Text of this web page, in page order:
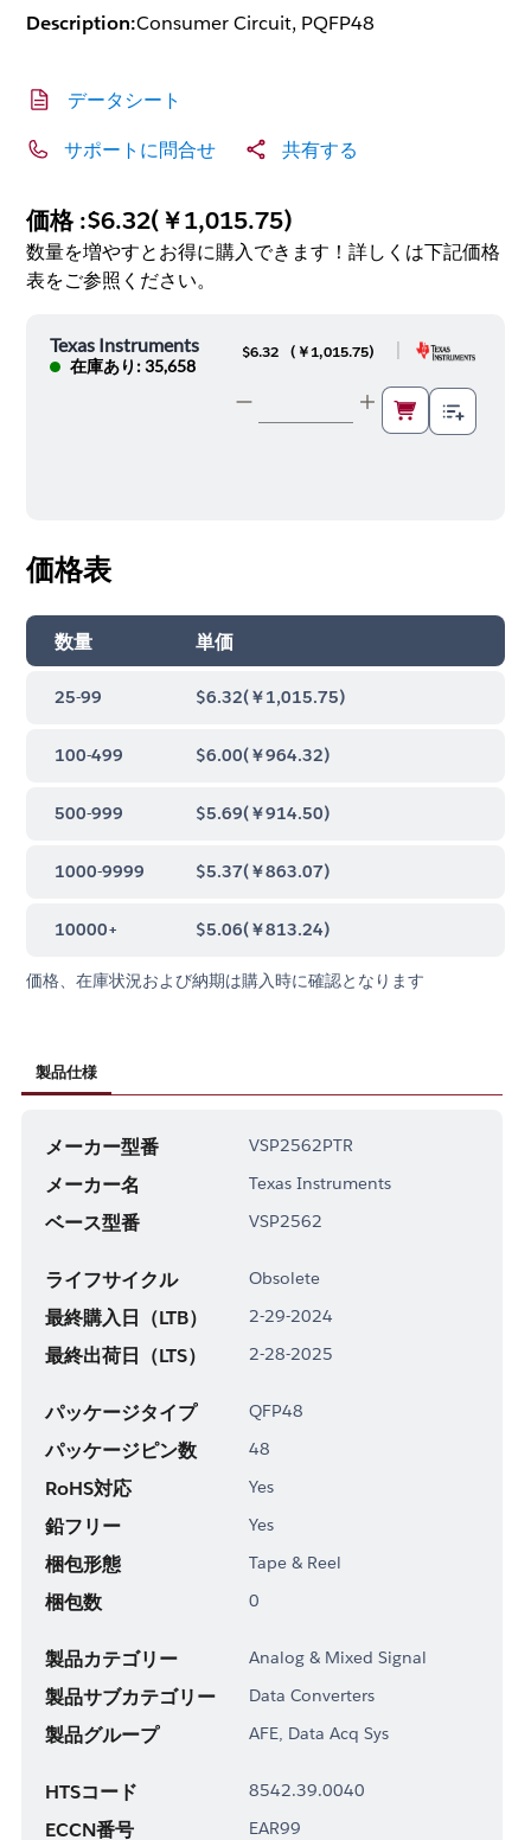
Description:Consumer Circuit, PQFP48
データシート
サポートに問合せ 共有する
価格 :$6.32(￥1,015.75)
数量を増やすとお得に購入できます！詳しくは下記価格
表をご参照ください。
Texas Instruments
在庫あり: 35,658
$6.32 ( ￥1,015.75)
価格表
数量 単価
25-99 $6.32(￥1,015.75)
100-499 $6.00(￥964.32)
500-999 $5.69(￥914.50)
1000-9999 $5.37(￥863.07)
10000+ $5.06(￥813.24)
価格、在庫状況および納期は購入時に確認となります
製品仕様
メーカー型番 VSP2562PTR
メーカー名 Texas Instruments
ベース型番 VSP2562
ライフサイクル Obsolete
最終購入日（LTB） 2-29-2024
最終出荷日（LTS） 2-28-2025
パッケージタイプ QFP48
パッケージピン数 48
RoHS対応 Yes
鉛フリー Yes
梱包形態 Tape & Reel
梱包数 0
製品カテゴリー Analog & Mixed Signal
製品サブカテゴリー Data Converters
製品グループ AFE, Data Acq Sys
HTSコード 8542.39.0040
ECCN番号 EAR99